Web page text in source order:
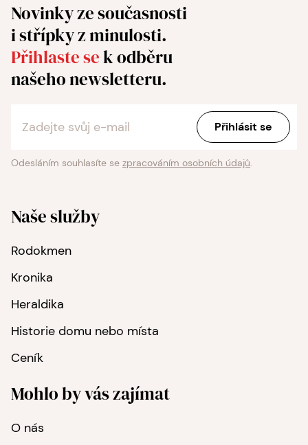
Novinky ze současnosti
i střípky z minulosti.
Přihlaste sek odběru
našeho newsletteru.
Odesláním souhlasíte se zpracováním osobních údajů.
Naše služby
Rodokmen
Kronika
Heraldika
Historie domu nebo místa
Ceník
Mohlo by vás zajímat
O nás